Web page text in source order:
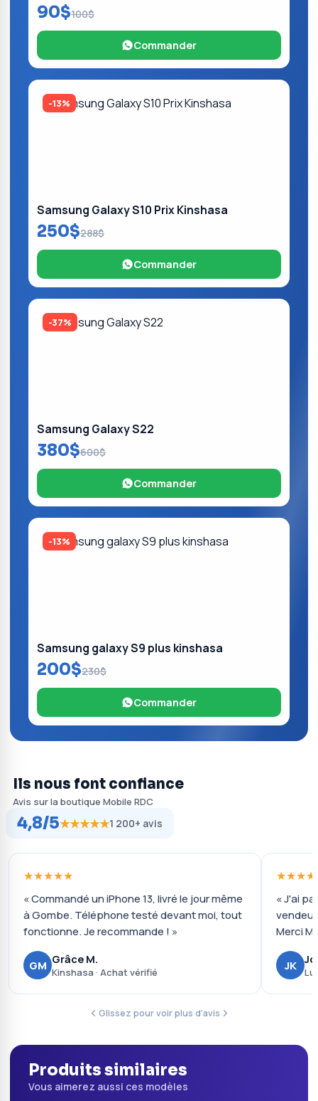
90$100$
Commander
-13%
Samsung Galaxy S10 Prix Kinshasa
250$288$
Commander
-37%
Samsung Galaxy S22
380$600$
Commander
-13%
Samsung galaxy S9 plus kinshasa
200$230$
Commander
Ils nous font confiance
Avis sur la boutique Mobile RDC
4,8/5★★★★★1 200+ avis
★★★★★
« Commandé un iPhone 13, livré le jour même
à Gombe. Téléphone testé devant moi, tout
fonctionne. Je recommande ! »
GM Grâce M.
Kinshasa · Achat vérifié
« J'ai
Merci
JK
Glissez pour voir plus d'avis
Produits similaires
Vous aimerez aussi ces modèles